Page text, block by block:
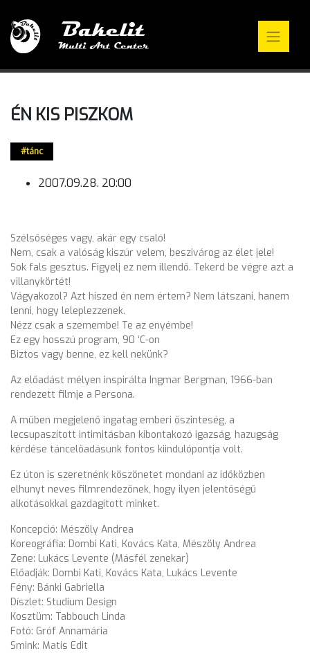
ÉN KIS PISZKOM
tánc
2007.09.28. 20:00
Szélsőséges vagy, akár egy csaló!
Nem, csak a valóság kiszúr velem, beszivárog az élet jele!
Sok fals gesztus. Figyelj ez nem illendő. Tekerd be végre azt a
villanykörtét!
Vágyakozol? Azt hiszed én nem értem? Nem látszani, hanem
lenni, hogy leleplezzenek.
Nézz csak a szemembe! Te az enyémbe!
Ez egy hosszú program, 90 ‘C-on
Biztos vagy benne, ez kell nekünk?
Az előadást mélyen inspirálta Ingmar Bergman, 1966-ban
rendezett filmje a Persona.
A műben megjelenő ingatag emberi őszinteség, a
lecsupaszított intimitásban kibontakozó igazság, hazugság
kérdése táncelőadásunk fontos kiindulópontja volt.
Ez úton is szeretnénk köszönetet mondani az időközben
elhunyt neves filmrendezőnek, hogy ilyen jelentőségű
alkotásokkal gazdagított minket.
Koncepció: Mészöly Andrea
Koreográfia: Dombi Kati, Kovács Kata, Mészöly Andrea
Zene: Lukács Levente (Másfél zenekar)
Előadják: Dombi Kati, Kovács Kata, Lukács Levente
Fény: Bánki Gabriella
Díszlet: Studium Design
Kosztüm: Tabbouch Linda
Fotó: Gróf Annamária
Smink: Matis Edit